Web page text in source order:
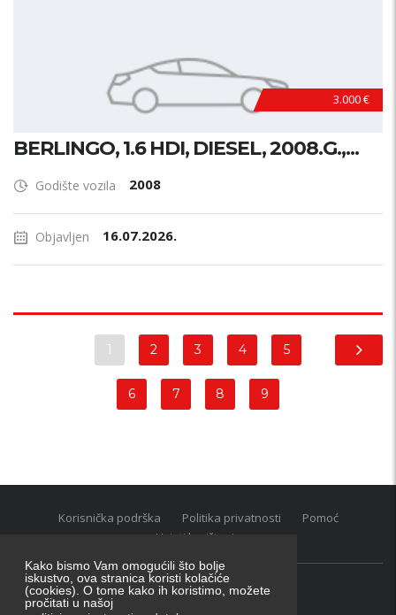
Kako bismo Vam omogućili što bolje
iskustvo, ova stranica koristi kolačiće
(cookies). O tome kako ih koristimo, možete
pročitati u našoj
3.000 €
BERLINGO, 1.6 HDI, DIESEL, 2008.G.,...
Godište vozila 2008
Objavljen 16.07.2026.
1 2 3 4 5
6 7 8 9
Korisnička podrška Politika privatnosti
Pomoć
Uvjeti korištenja
Oglasnik grupacija:posao.hr|oglasnik.hr|auti.hr